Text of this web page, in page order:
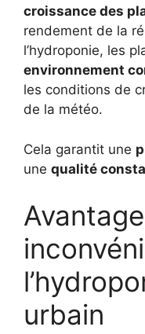
croissance des
rendement de la
l’hydroponie, les
environnement
les conditions de
de la météo.
Cela garantit une
une qualité
urbain